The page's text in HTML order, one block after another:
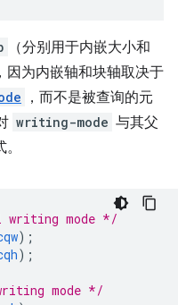
（分别用于内嵌大小和
因为内嵌轴和块轴取决于
，而不是被查询的元
writing-mode 与其父
writing mode */
);
);
mode */